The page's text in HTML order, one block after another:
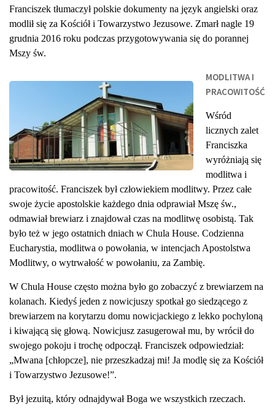
Franciszek tłumaczył polskie dokumenty na język angielski oraz
modlił się za Kościół i Towarzystwo Jezusowe. Zmarł nagle 19
grudnia 2016 roku podczas przygotowywania się do porannej
Mszy św.
MODLITWA I
PRACOWITOŚĆ
Wśród
licznych zalet
Franciszka
wyróżniają się
modlitwa i
pracowitość. Franciszek był człowiekiem modlitwy. Przez całe
swoje życie apostolskie każdego dnia odprawiał Mszę św.,
odmawiał brewiarz i znajdował czas na modlitwę osobistą. Tak
było też w jego ostatnich dniach w Chula House. Codzienna
Eucharystia, modlitwa o powołania, w intencjach Apostolstwa
Modlitwy, o wytrwałość w powołaniu, za Zambię.
W Chula House często można było go zobaczyć z brewiarzem na
kolanach. Kiedyś jeden z nowicjuszy spotkał go siedzącego z
brewiarzem na korytarzu domu nowicjackiego z lekko pochyloną
i kiwającą się głową. Nowicjusz zasugerował mu, by wrócił do
swojego pokoju i trochę odpoczął. Franciszek odpowiedział:
„Mwana [chłopcze], nie przeszkadzaj mi! Ja modlę się za Kościół
i Towarzystwo Jezusowe!”.
Był jezuitą, który odnajdywał Boga we wszystkich rzeczach.